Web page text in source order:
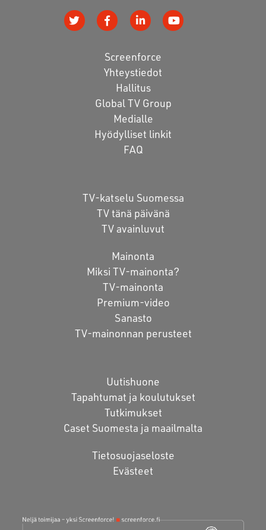
Screenforce
Yhteystiedot
Hallitus
Global TV Group
Medialle
Hyödylliset linkit
FAQ
TV-katselu Suomessa
TV tänä päivänä
TV avainluvut
Mainonta
Miksi TV-mainonta?
TV-mainonta
Premium-video
Sanasto
TV-mainonnan perusteet
Uutishuone
Tapahtumat ja koulutukset
Tutkimukset
Caset Suomesta ja maailmalta
Tietosuojaseloste
Evästeet